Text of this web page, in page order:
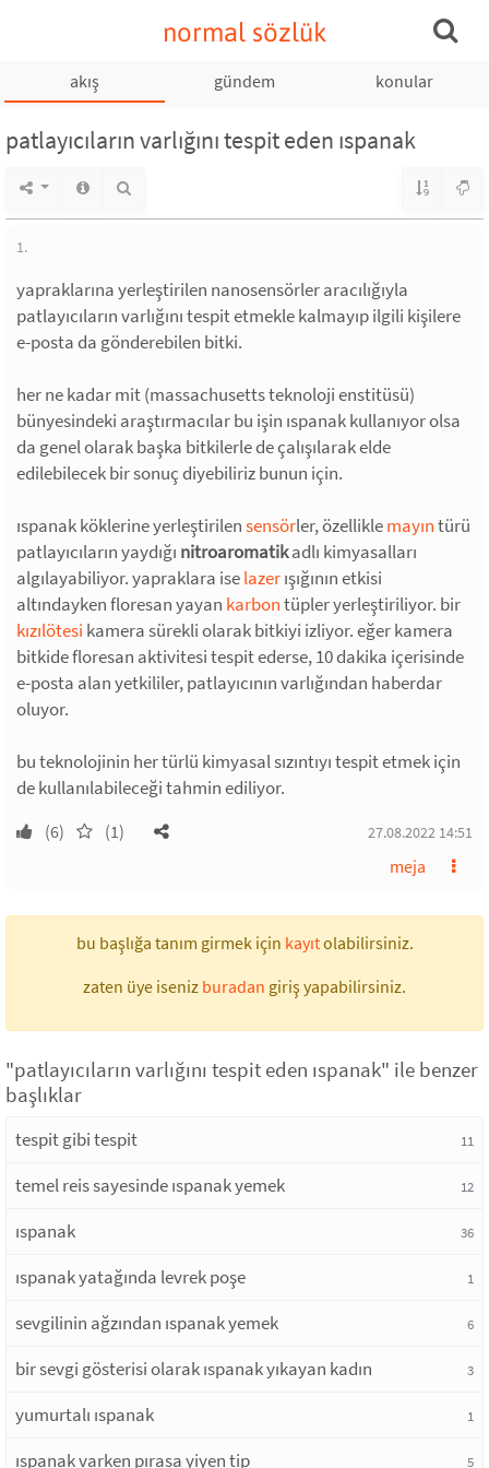
normal sözlük
akış gündem konular
patlayıcıların varlığını tespit eden ıspanak
1.
yapraklarına yerleştirilen nanosensörler aracılığıyla
patlayıcıların varlığını tespit etmekle kalmayıp ilgili kişilere
e-posta da gönderebilen bitki.
her ne kadar mit (massachusetts teknoloji enstitüsü)
bünyesindeki araştırmacılar bu işin ıspanak kullanıyor olsa
da genel olarak başka bitkilerle de çalışılarak elde
edilebilecek bir sonuç diyebiliriz bunun için.
ıspanak köklerine yerleştirilensensörler, özelliklemayıntürü
patlayıcıların yaydığı nitroaromatikadlı kimyasalları
algılayabiliyor. yapraklara iselazerışığının etkisi
altındayken floresan yayan karbontüpler yerleştiriliyor. bir
kızılötesi kamera sürekli olarak bitkiyi izliyor. eğer kamera
bitkide floresan aktivitesi tespit ederse, 10 dakika içerisinde
e-posta alan yetkililer, patlayıcının varlığından haberdar
oluyor.
bu teknolojinin her türlü kimyasal sızıntıyı tespit etmek için
de kullanılabileceği tahmin ediliyor.
(6) (1) 27.08.2022 14:51
meja
bu başlığa tanım girmek için kayıtolabilirsiniz.
zaten üye iseniz buradan giriş yapabilirsiniz.
"patlayıcıların varlığını tespit eden ıspanak" ile benzer
başlıklar
tespit gibi tespit 11
temel reis sayesinde ıspanak yemek 12
ıspanak 36
ıspanak yatağında levrek poşe 1
sevgilinin ağzından ıspanak yemek 6
bir sevgi gösterisi olarak ıspanak yıkayan kadın 3
yumurtalı ıspanak 1
ıspanak varken pırasa yiyen tip 5